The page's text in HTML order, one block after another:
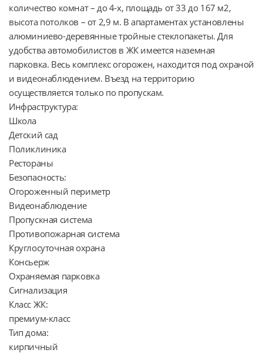
количество комнат – до 4-х, площадь от 33 до 167 м2,
высота потолков – от 2,9 м. В апартаментах установлены
алюминиево-деревянные тройные стеклопакеты. Для
удобства автомобилистов в ЖК имеется наземная
парковка. Весь комплекс огорожен, находится под охраной
и видеонаблюдением. Въезд на территорию
осуществляется только по пропускам.
Инфраструктура:
Школа
Детский сад
Поликлиника
Рестораны
Безопасность:
Огороженный периметр
Видеонаблюдение
Пропускная система
Противопожарная система
Круглосуточная охрана
Консьерж
Охраняемая парковка
Сигнализация
Класс ЖК:
премиум-класс
Тип дома:
кирпичный